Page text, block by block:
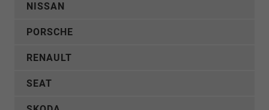
NISSAN
PORSCHE
RENAULT
SEAT